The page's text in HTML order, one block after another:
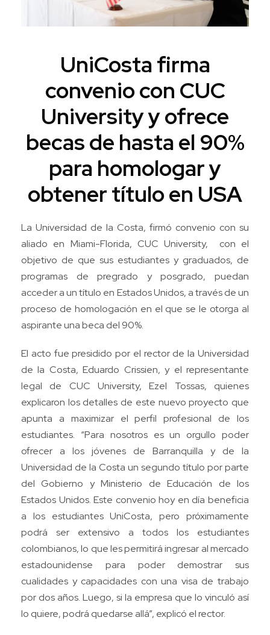
UniCosta firma
convenio con CUC
University y ofrece
becas de hasta el 90%
para homologar y
obtener título en USA
La Universidad de la Costa, firmó convenio con su
aliado en Miami-Florida, CUC University, con el
objetivo de que sus estudiantes y graduados, de
programas de pregrado y posgrado, puedan
acceder a un título en Estados Unidos, a través de un
proceso de homologación en el que se le otorga al
aspirante una beca del 90%.
El acto fue presidido por el rector de la Universidad
de la Costa, Eduardo Crissien, y el representante
legal de CUC University, Ezel Tossas, quienes
explicaron los detalles de este nuevo proyecto que
apunta a maximizar el perfil profesional de los
estudiantes. “Para nosotros es un orgullo poder
ofrecer a los jóvenes de Barranquilla y de la
Universidad de la Costa un segundo título por parte
del Gobierno y Ministerio de Educación de los
Estados Unidos. Este convenio hoy en día beneficia
a los estudiantes UniCosta, pero próximamente
podrá ser extensivo a todos los estudiantes
colombianos, lo que les permitirá ingresar al mercado
estadounidense para poder demostrar sus
cualidades y capacidades con una visa de trabajo
por dos años. Luego, si la empresa que lo vinculó así
lo quiere, podrá quedarse allá”, explicó el rector.